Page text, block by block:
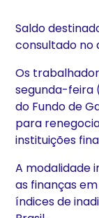
Saldo
consultado no
Os
segunda-feira
do Fundo de
para
instituições
A modalidade
as finanças
índices de